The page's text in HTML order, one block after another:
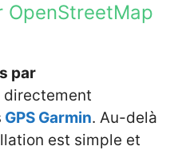
OpenStreetMap
par
directement
GPS Garmin. Au-delà
est simple et